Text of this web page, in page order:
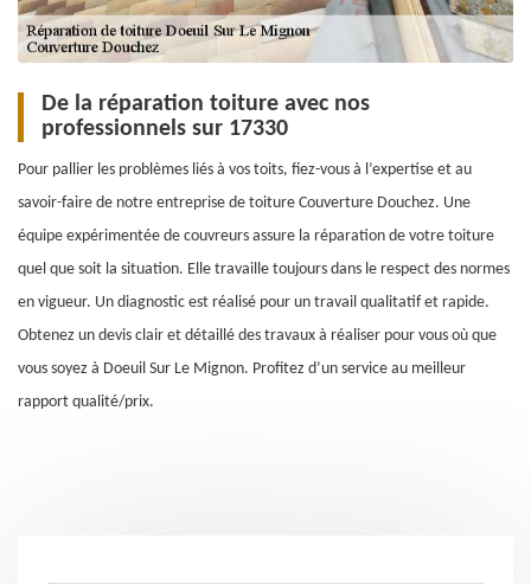
De la réparation toiture avec nos
professionnels sur 17330
Pour pallier les problèmes liés à vos toits, fiez-vous à l’expertise et au
savoir-faire de notre entreprise de toiture Couverture Douchez. Une
équipe expérimentée de couvreurs assure la réparation de votre toiture
quel que soit la situation. Elle travaille toujours dans le respect des normes
en vigueur. Un diagnostic est réalisé pour un travail qualitatif et rapide.
Obtenez un devis clair et détaillé des travaux à réaliser pour vous où que
vous soyez à Doeuil Sur Le Mignon. Profitez d’un service au meilleur
rapport qualité/prix.